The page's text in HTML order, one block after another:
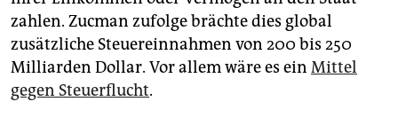
zahlen. Zucman zufolge brächte dies global
zusätzliche Steuereinnahmen von 200 bis 250
Milliarden Dollar. Vor allem wäre es ein Mittel
gegen Steuerflucht.